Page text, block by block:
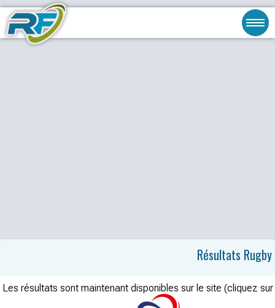
Résultats Rugby
Les résultats sont maintenant disponibles sur le site (cliquez sur